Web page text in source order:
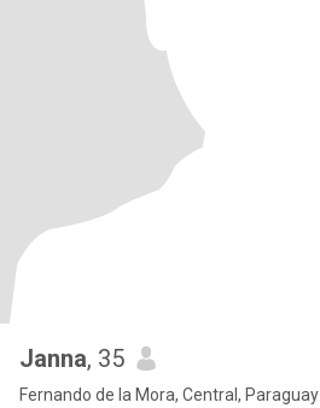
Janna, 35
Fernando de la Mora, Central, Paraguay